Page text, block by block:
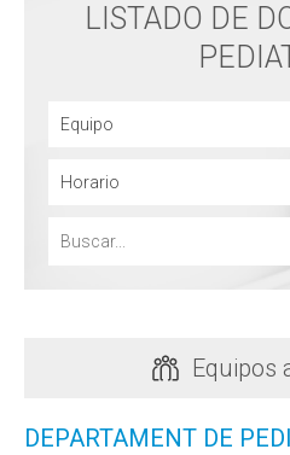
LISTADO DE
Equipo
Horario
Equipos
DEPARTAMENT DE